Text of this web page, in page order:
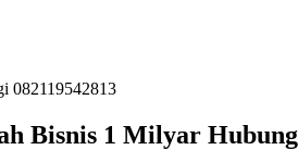
082119542813
Bisnis 1 Milyar